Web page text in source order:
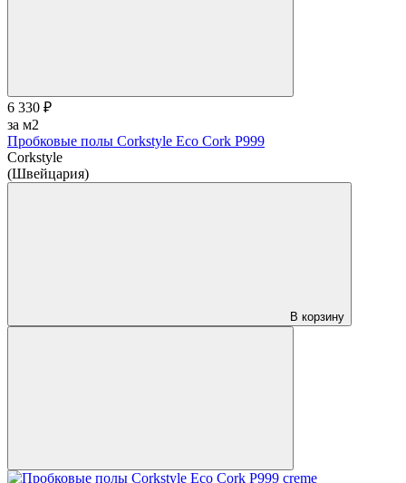
6 330 ₽
за м2
Пробковые полы Corkstyle Eco Cork P999
Corkstyle
(Швейцария)
В корзину